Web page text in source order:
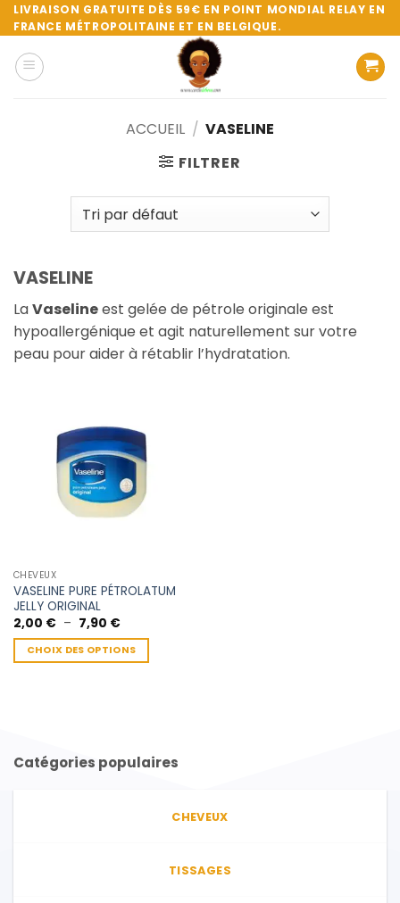
Passer
au
contenu
LIVRAISON GRATUITE DÈS 59€ EN POINT MONDIAL RELAY EN
FRANCE MÉTROPOLITAINE ET EN BELGIQUE.
ACCUEIL / VASELINE
FILTRER
VASELINE
LaVaselineest gelée de pétrole originale est
hypoallergénique et agit naturellement sur votre
peau pour aider à rétablir l’hydratation.
CHEVEUX
VASELINE PURE PÉTROLATUM
JELLY ORIGINAL
2,00 € – 7,90 €Plage
prix :
2,00 €
à
CHOIX DES OPTIONS
Les
Catégories populaires
CHEVEUX
TISSAGES